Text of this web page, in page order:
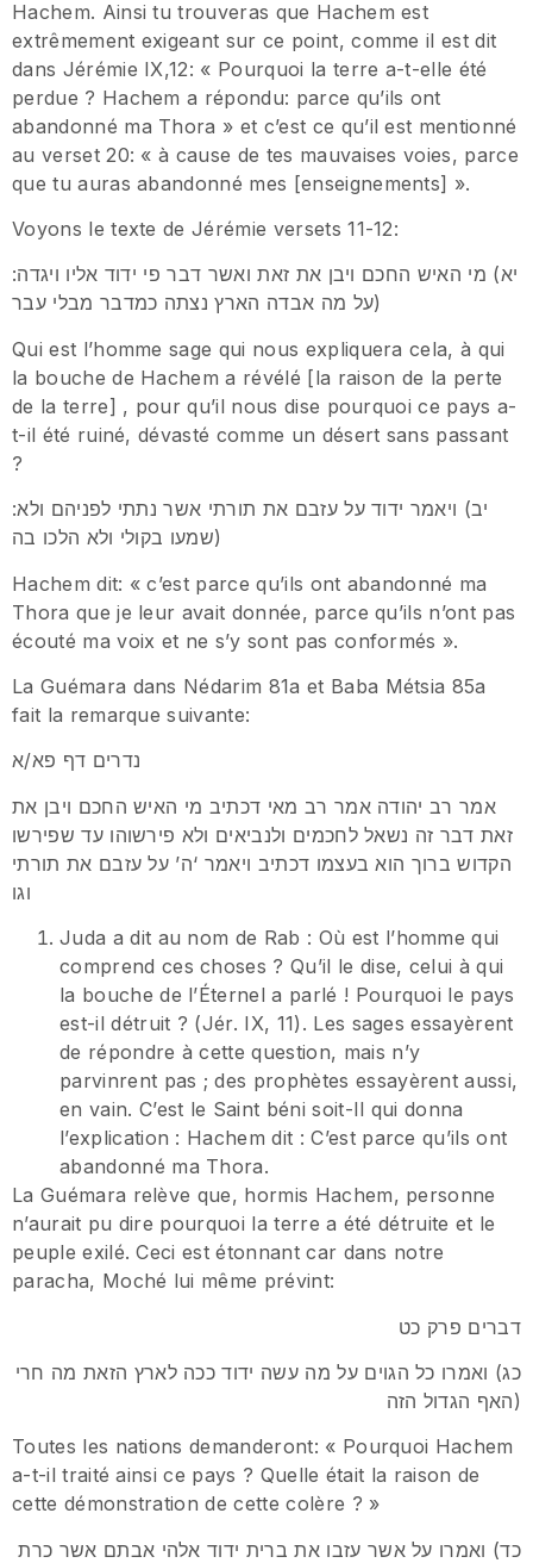
Hachem. Ainsi tu trouveras que Hachem est
extrêmement exigeant sur ce point, comme il est dit
dans Jérémie IX,12: « Pourquoi la terre a-t-elle été
perdue ? Hachem a répondu: parce qu’ils ont
abandonné ma Thora » et c’est ce qu’il est mentionné
au verset 20: « à cause de tes mauvaises voies, parce
que tu auras abandonné mes [enseignements] ».
Voyons le texte de Jérémie versets 11-12:
:יא) מי האיש החכם ויבן את זאת ואשר דבר פי ידוד אליו ויגדה
על מה אבדה הארץ נצתה כמדבר מבלי עבר)
Qui est l’homme sage qui nous expliquera cela, à qui
la bouche de Hachem a révélé [la raison de la perte
de la terre] , pour qu’il nous dise pourquoi ce pays a-
t-il été ruiné, dévasté comme un désert sans passant
?
:יב) ויאמר ידוד על עזבם את תורתי אשר נתתי לפניהם ולא
שמעו בקולי ולא הלכו בה)
Hachem dit: « c’est parce qu’ils ont abandonné ma
Thora que je leur avait donnée, parce qu’ils n’ont pas
écouté ma voix et ne s’y sont pas conformés ».
La Guémara dans Nédarim 81a et Baba Métsia 85a
fait la remarque suivante:
נדרים דף פא/א
אמר רב יהודה אמר רב מאי דכתיב מי האיש החכם ויבן את
זאת דבר זה נשאל לחכמים ולנביאים ולא פירשוהו עד שפירשו
הקדוש ברוך הוא בעצמו דכתיב ויאמר ‘ה’ על עזבם את תורתי
וגו
Juda a dit au nom de Rab : Où est l’homme qui
comprend ces choses ? Qu’il le dise, celui à qui
la bouche de l’Éternel a parlé ! Pourquoi le pays
est-il détruit ? (Jér. IX, 11). Les sages essayèrent
de répondre à cette question, mais n’y
parvinrent pas ; des prophètes essayèrent aussi,
en vain. C’est le Saint béni soit-Il qui donna
l’explication : Hachem dit : C’est parce qu’ils ont
abandonné ma Thora.
La Guémara relève que, hormis Hachem, personne
n’aurait pu dire pourquoi la terre a été détruite et le
peuple exilé. Ceci est étonnant car dans notre
paracha, Moché lui même prévint:
דברים פרק כט
כג) ואמרו כל הגוים על מה עשה ידוד ככה לארץ הזאת מה חרי
האף הגדול הזה)
Toutes les nations demanderont: « Pourquoi Hachem
a-t-il traité ainsi ce pays ? Quelle était la raison de
cette démonstration de cette colère ? »
כד) ואמרו על אשר עזבו את ברית ידוד אלהי אבתם אשר כרת